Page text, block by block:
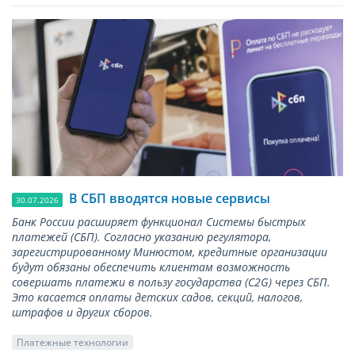
30.07.2026 В СБП вводятся новые сервисы
Банк России расширяет функционал Системы быстрых
платежей (СБП). Согласно указанию регулятора,
зарегистрированному Минюстом, кредитные организации
будут обязаны обеспечить клиентам возможность
совершать платежи в пользу государства (С2G) через СБП.
Это касается оплаты детских садов, секций, налогов,
штрафов и других сборов.
Платежные технологии